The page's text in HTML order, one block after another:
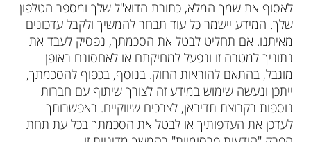
לאסוף את שמך המלא, כתובת הדוא"ל שלך ומספר הטלפון
שלך. המידע יישמר כל עוד תבחר להמשיך ולקבל עדכונים
מאיתנו. אם תחליט לבטל את הסכמתך, נפסיק לעבד את
נתוניך למטרה זו ונפעל למחיקתם או לאחסונם באופן
מוגבל, בהתאם להוראות החוק. בנוסף, בכפוף להסכמתך,
ייתכן ונעשה שימוש במידע זה לצורך שיתוף עם חברות
נוספות בקבוצת תדיראן, לצרכים שיווקיים. באפשרותך
לעדכן את העדפותיך או לבטל את הסכמתך בכל עת תחת